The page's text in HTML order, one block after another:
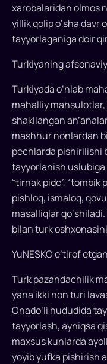
nafaqat
asosiy
oziq-
mahsuloti,
zamindagi
barhayot
madaniy
meros
timsolidir...
xarobalaridan olmos
yillik qolip o‘sha
tayyorlaganiga doir
Turkiyaning
Turkiyada o‘nlab
mahalliy
shakllangan
mashhur nonlardan
pechlarda pishirilishi
tayyorlanish
“tirnak pide”, “tombik
pishloq, ismaloq,
masalliqlar qo‘shiladi.
bilan turk
YuNESKO e’tirof
Turk pazandachilik
yana ikki non turi
Onado‘li hududida
tayyorlash, ayniqsa
maxsus kunlarda
yoyib yufka pishirish